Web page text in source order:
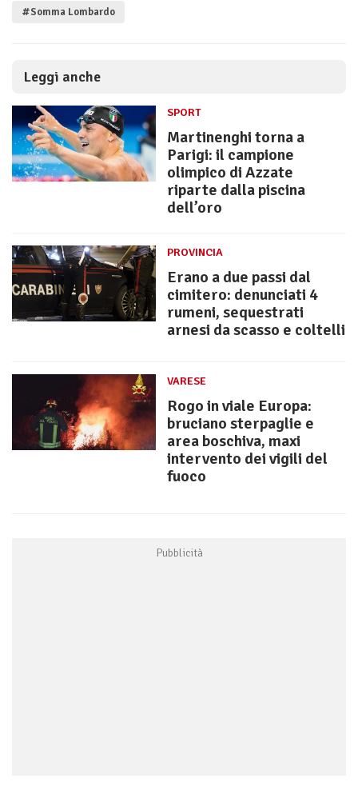
#Somma Lombardo
Leggi anche
SPORT
Martinenghi torna a
Parigi: il campione
olimpico di Azzate
riparte dalla piscina
dell’oro
PROVINCIA
Erano a due passi dal
cimitero: denunciati 4
rumeni, sequestrati
arnesi da scasso e coltelli
VARESE
Rogo in viale Europa:
bruciano sterpaglie e
area boschiva, maxi
intervento dei vigili del
fuoco